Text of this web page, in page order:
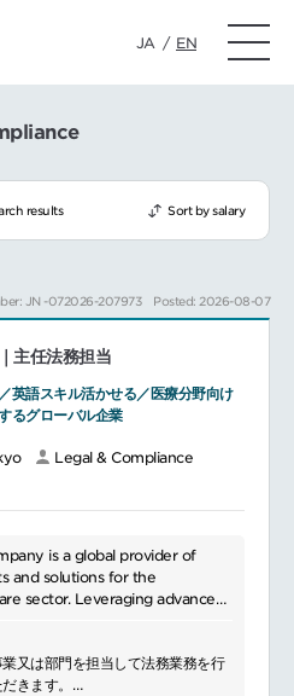
JA / EN
results Sort by salary
JN -072026-207973 Posted: 2026-08-07
主任法務担当
英語スキル活かせる／医療分野向け
るグローバル企業
Legal & Compliance
is a global provider of
and solutions for the
sector. Leveraging advanced
address a wide range of
With a strong commitment
又は部門を担当して法務業務を行
きます。